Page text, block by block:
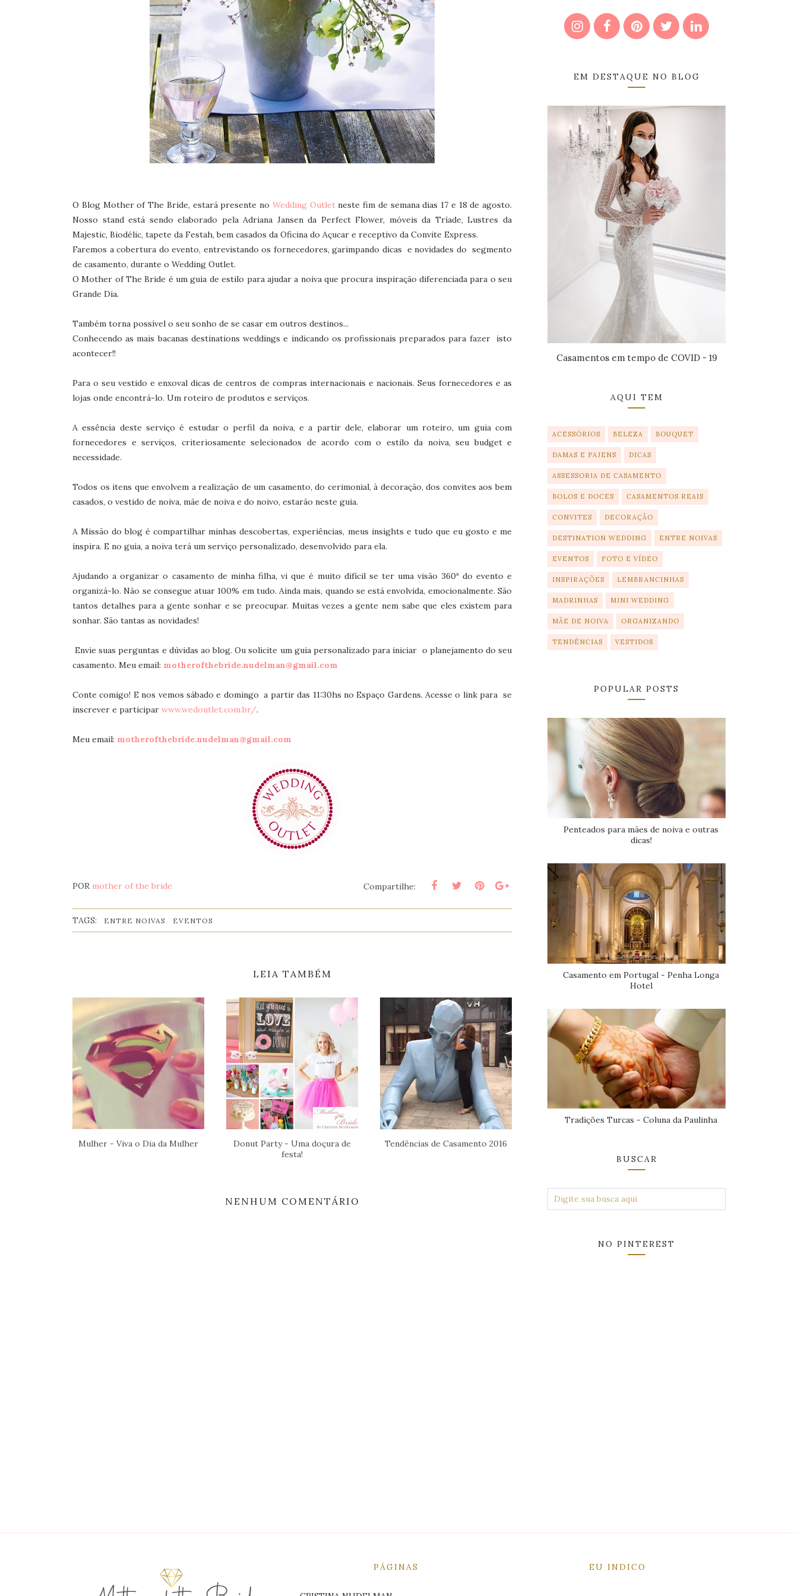
O Blog Mother of The Bride, estará presente no Wedding Outletneste fim de semana dias 17 e 18 de agosto.
Nosso stand está sendo elaborado pela Adriana Jansen da Perfect Flower, móveis da Tríade, Lustres da
Majestic, Biodélic, tapete da Festah, bem casados da Oficina do Açucar e receptivo da Convite Express.
Faremos a cobertura do evento, entrevistando os fornecedores, garimpando dicas e novidades do segmento
de casamento, durante o Wedding Outlet.
O Mother of The Bride é um guia de estilo para ajudar a noiva que procura inspiração diferenciada para o seu
Grande Dia.
Também torna possível o seu sonho de se casar em outros destinos...
Conhecendo as mais bacanas destinations weddings e indicando os profissionais preparados para fazer isto
acontecer!!
Para o seu vestido e enxoval dicas de centros de compras internacionais e nacionais. Seus fornecedores e as
lojas onde encontrá-lo. Um roteiro de produtos e serviços.
A essência deste serviço é estudar o perfil da noiva, e a partir dele, elaborar um roteiro, um guia com
fornecedores e serviços, criteriosamente selecionados de acordo com o estilo da noiva, seu budget e
necessidade.
Todos os itens que envolvem a realização de um casamento, do cerimonial, à decoração, dos convites aos bem
casados, o vestido de noiva, mãe de noiva e do noivo, estarão neste guia.
A Missão do blog é compartilhar minhas descobertas, experiências, meus insights e tudo que eu gosto e me
inspira. E no guia, a noiva terá um serviço personalizado, desenvolvido para ela.
Ajudando a organizar o casamento de minha filha, vi que é muito difícil se ter uma visão 360ª do evento e
organizá-lo. Não se consegue atuar 100% em tudo. Ainda mais, quando se está envolvida, emocionalmente. São
tantos detalhes para a gente sonhar e se preocupar. Muitas vezes a gente nem sabe que eles existem para
sonhar. São tantas as novidades!
Envie suas perguntas e dúvidas ao blog. Ou solicite um guia personalizado para iniciar o planejamento do seu
casamento. Meu email: motherofthebride.nudelman@gmail.com
Conte comigo! E nos vemos sábado e domingo a partir das 11:30hs no Espaço Gardens. Acesse o link para se
inscrever e participar www.wedoutlet.com.br/‎.
Meu email: motherofthebride.nudelman@gmail.com
POR mother of the bride Compartilhe:
TAGS: ENTRE NOIVAS EVENTOS
LEIA TAMBÉM
Mulher - Viva o Dia da Mulher
Donut Party - Uma doçura de
festa!
Tendências de Casamento 2016
NENHUM COMENTÁRIO
EM DESTAQUE NO BLOG
Casamentos em tempo de COVID - 19
AQUI TEM
ACESSÓRIOS BELEZA BOUQUET
DAMAS E PAJENS DICAS
ASSESSORIA DE CASAMENTO
BOLOS E DOCES CASAMENTOS REAIS
CONVITES DECORAÇÃO
DESTINATION WEDDING ENTRE NOIVAS
EVENTOS FOTO E VÍDEO
INSPIRAÇÕES LEMBRANCINHAS
MADRINHAS MINI WEDDING
MÃE DE NOIVA ORGANIZANDO
TENDÊNCIAS VESTIDOS
POPULAR POSTS
Penteados para mães de noiva e outras
dicas!
Casamento em Portugal - Penha Longa
Hotel
Tradições Turcas - Coluna da Paulinha
BUSCAR
NO PINTEREST
PÁGINAS EU INDICO